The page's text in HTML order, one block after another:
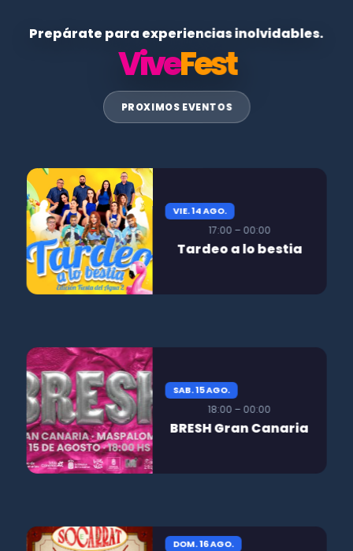
Prepárate para experiencias inolvidables.
ViveFest
PROXIMOS EVENTOS
VIE. 14 AGO.
17:00 – 00:00
Tardeo a lo bestia
SAB. 15 AGO.
18:00 – 00:00
BRESH Gran Canaria
DOM. 16 AGO.